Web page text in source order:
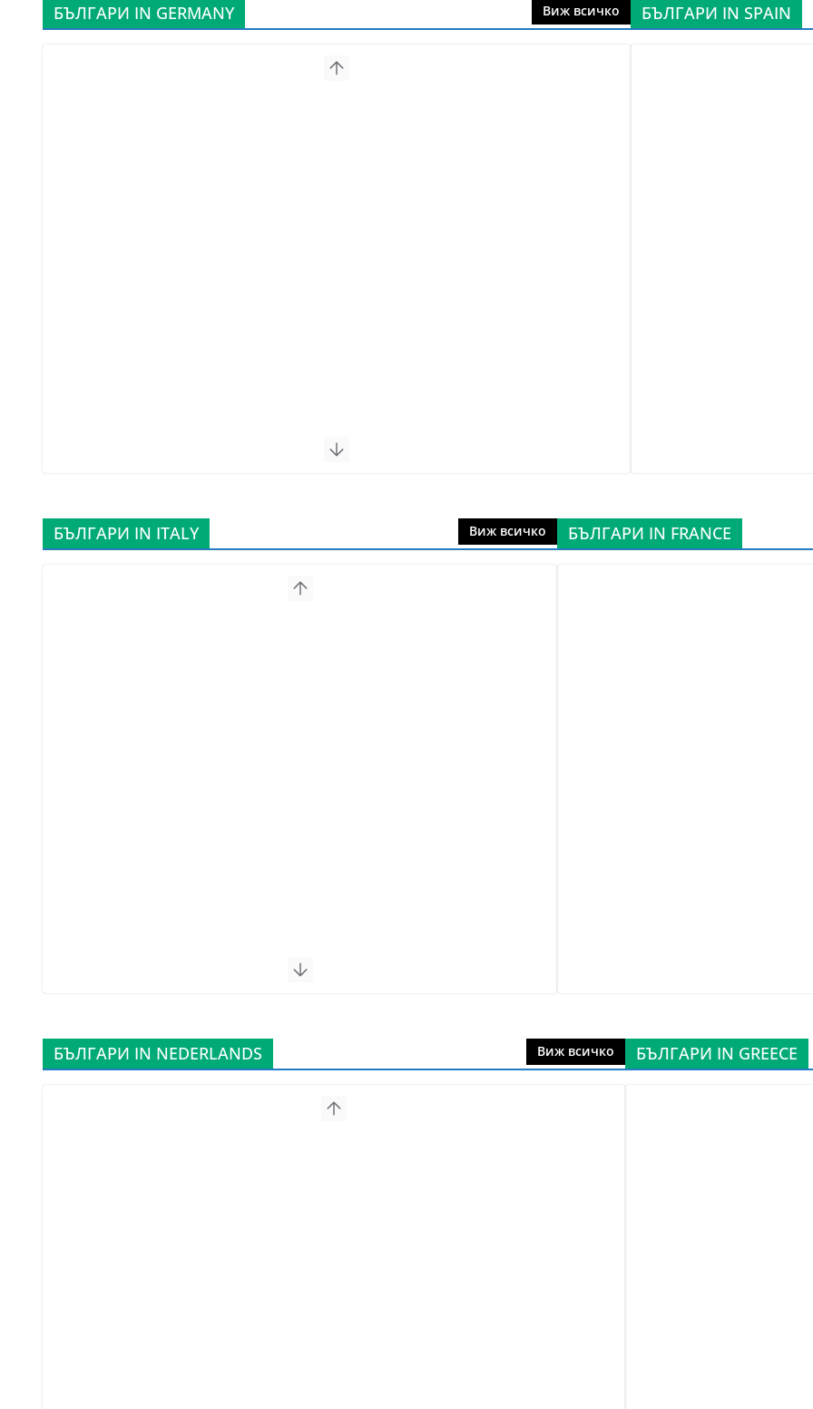
БЪЛГАРИ IN GERMANY Виж всичко БЪЛГАРИ IN SPAIN
БЪЛГАРИ IN ITALY Виж всичко БЪЛГАРИ IN FRANCE
БЪЛГАРИ IN NEDERLANDS Виж всичко БЪЛГАРИ IN GREECE